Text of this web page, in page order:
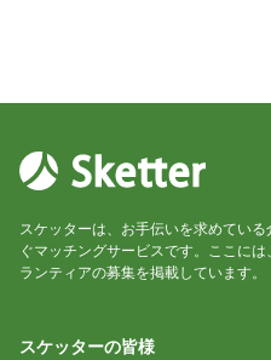
スケッターは、お手伝いを求めてい
ぐマッチングサービスです。ここに
ランティアの募集を掲載しています。
スケッターの皆様